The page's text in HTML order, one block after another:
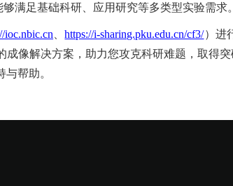
满足基础科研、应用研究等多类型实验需求。
ioc.nbic.cn 、https://i-sharing.pku.edu.cn/cf3/）进
像解决方案，助力您攻克科研难题，取得
帮助。